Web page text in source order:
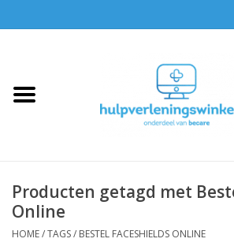
EHBO
Producten getagd met
Online
HOME/TAGS/ BESTEL FACESHIELDS ONLINE